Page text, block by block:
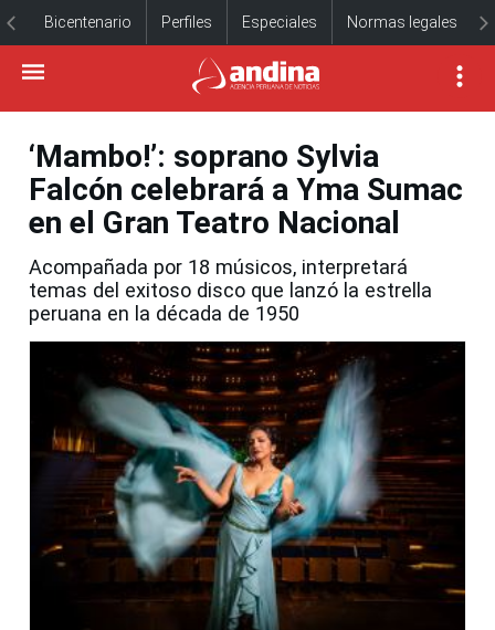
Bicentenario Perfiles Especiales Normas legales
‘Mambo!’: soprano Sylvia
Falcón celebrará a Yma Sumac
en el Gran Teatro Nacional
Acompañada por 18 músicos, interpretará
temas del exitoso disco que lanzó la estrella
peruana en la década de 1950